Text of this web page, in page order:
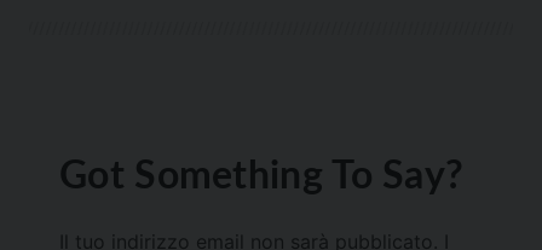
Got Something To Say?
Il tuo indirizzo email non sarà pubblicato.